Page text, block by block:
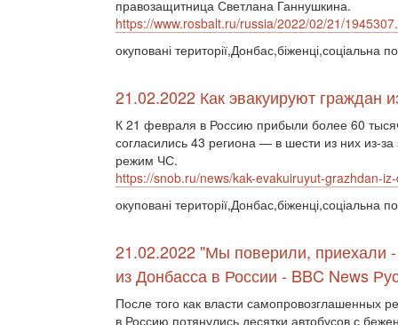
правозащитница Светлана Ганнушкина.
https://www.rosbalt.ru/russia/2022/02/21/
окуповані території,Донбас,біженці,соціальна
21.02.2022 Как эвакуируют граждан
К 21 февраля в Россию прибыли более 60
согласились 43 региона — в шести из них из-
режим ЧС.
https://snob.ru/news/kak-evakuiruyut-grazhdan-
окуповані території,Донбас,біженці,соціальна
21.02.2022 "Мы поверили, приехали
из Донбасса в России - BBC News
После того как власти самопровозглашенных
в Россию потянулись десятки автобусов с